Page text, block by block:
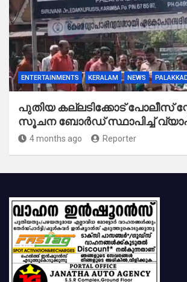
ENTERTAINMENTS KERALAM NEWS
പുതിയ കല്ലടിക്കോട് പോലീസ്
സൂചന ബോർഡ് സ്ഥാപിച്ച്
4 months ago Reporter